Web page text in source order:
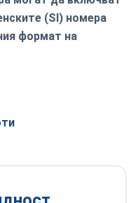
(SI) номера
формат на